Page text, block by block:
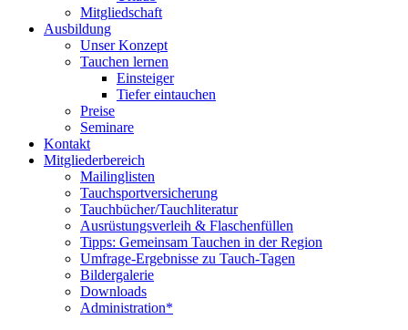
Mitgliedschaft
Ausbildung
Unser Konzept
Tauchen lernen
Einsteiger
Tiefer eintauchen
Preise
Seminare
Kontakt
Mitgliederbereich
Mailinglisten
Tauchsportversicherung
Tauchbücher/Tauchliteratur
Ausrüstungsverleih & Flaschenfüllen
Tipps: Gemeinsam Tauchen in der Region
Umfrage-Ergebnisse zu Tauch-Tagen
Bildergalerie
Downloads
Administration*